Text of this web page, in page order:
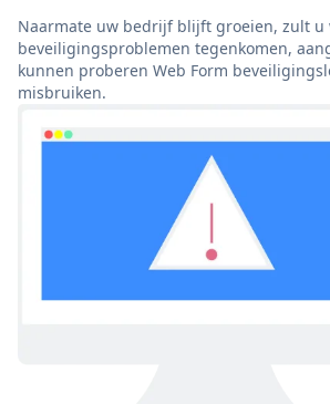
Naarmate uw bedrijf blijft groeien, zult u
beveiligingsproblemen tegenkomen,
kunnen proberen Web Form
misbruiken.